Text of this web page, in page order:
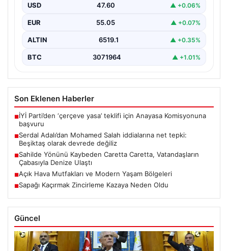
Beşiktaş Kulübü Başkanı Serdal Adalı, Mohamed
yer alan…
USD 47.60 ▲ +0.06%
EUR 55.05 ▲ +0.07%
ALTIN 6519.1 ▲ +0.35%
BTC 3071964 ▲ +1.01%
Son Eklenen Haberler
■İYİ Parti’den ‘çerçeve yasa’ teklifi için Anayasa Komisyonuna
başvuru
■Serdal Adalı’dan Mohamed Salah iddialarına net tepki:
Beşiktaş olarak devrede değiliz
■Sahilde Yönünü Kaybeden Caretta Caretta, Vatandaşların
Çabasıyla Denize Ulaştı
■Açık Hava Mutfakları ve Modern Yaşam Bölgeleri
■Sapağı Kaçırmak Zincirleme Kazaya Neden Oldu
Güncel